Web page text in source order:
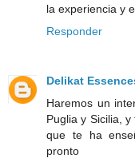
la experiencia y
Responder
Delikat
Haremos un
Puglia y Sicilia,
que te ha
pronto